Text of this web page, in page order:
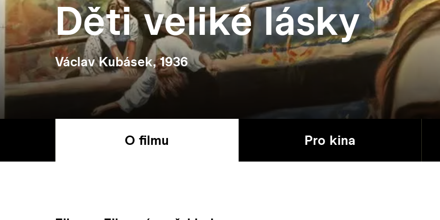
Děti veliké lásky
Václav Kubásek, 1936
O filmu Pro kina